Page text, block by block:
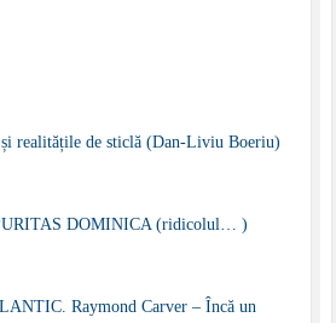
realitățile de sticlă (Dan-Liviu Boeriu)
DOMINICA (ridicolul… )
Raymond Carver – Încă un